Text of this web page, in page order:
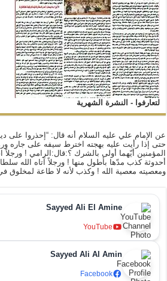
لتعارفوا - النشرة الشهرية
عن الإمام علي عليه السلام أنه قال: “إحذروا على
حتى إذا رأيت عليه بهجته اخترط سيفه على جاره
المؤمنين أيّهما أولى بالشرك ؟:قال:الرامي ! ورجلاً
أحدوثة كذب مدّها بأطول منها ! ورجلاً آتاه الله
ومعصيته معصية الله ! وكذب لأنه لا طاعة لمخلوق
Sayyed Ali El Amine
YouTube
Sayyed Ali Al Amin
Facebook